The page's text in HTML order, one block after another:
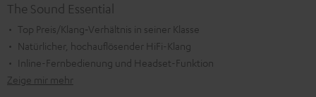
The Sound Essential
Top Preis/Klang‑Verhältnis in seiner Klasse
Natürlicher, hochauflösender HiFi-Klang
Inline-Fernbedienung und Headset-Funktion
Zeige mir mehr